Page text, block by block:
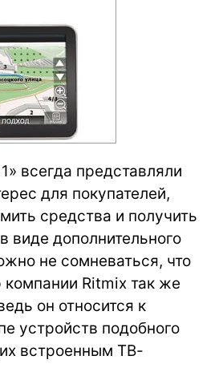
всегда представляли
для покупателей,
средства и получить
виде дополнительного
не сомневаться, что
компании Ritmix так же
он относится к
устройств подобного
встроенным ТВ-